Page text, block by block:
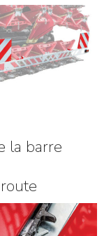
la barre